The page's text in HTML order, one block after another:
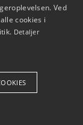
Ved
cookies i
Detaljer